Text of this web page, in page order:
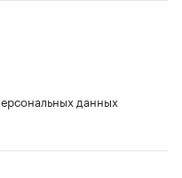
данных